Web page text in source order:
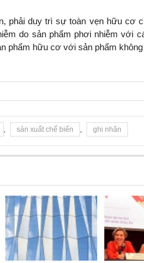
phải duy trì sự toàn vẹn hữu cơ
do sản phẩm phơi nhiễm với
phẩm hữu cơ với sản phẩm
sản xuất chế biến ghi nhãn